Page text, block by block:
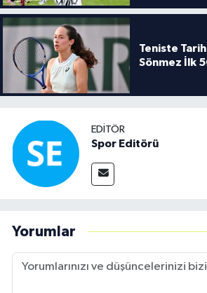
Teniste
Sönmez İlk
EDITÖR
Spor Editörü
Yorumlar